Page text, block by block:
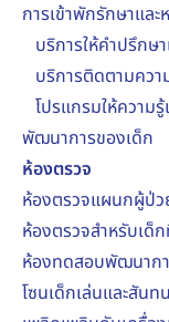
การเข้าพักรักษาและ
บริการให้คำปรึกษ
บริการติดตามคว
โปรแกรมให้ความ
พัฒนาการของเด็ก
ห้องตรวจ
ห้องตรวจแผนกผู้ป่
ห้องตรวจสำหรับเด็
ห้องทดสอบพัฒนาก
โซนเด็กเล่นและสัน